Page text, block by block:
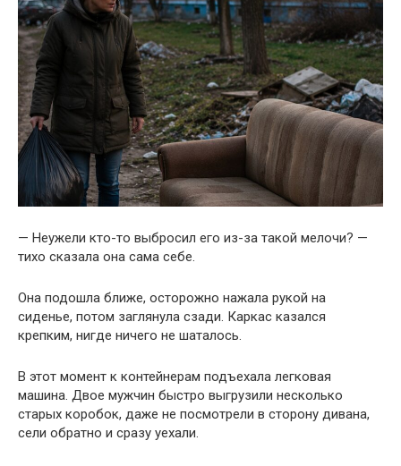
— Неужели кто-то выбросил его из-за такой мелочи? —
тихо сказала она сама себе.
Она подошла ближе, осторожно нажала рукой на
сиденье, потом заглянула сзади. Каркас казался
крепким, нигде ничего не шаталось.
В этот момент к контейнерам подъехала легковая
машина. Двое мужчин быстро выгрузили несколько
старых коробок, даже не посмотрели в сторону дивана,
сели обратно и сразу уехали.